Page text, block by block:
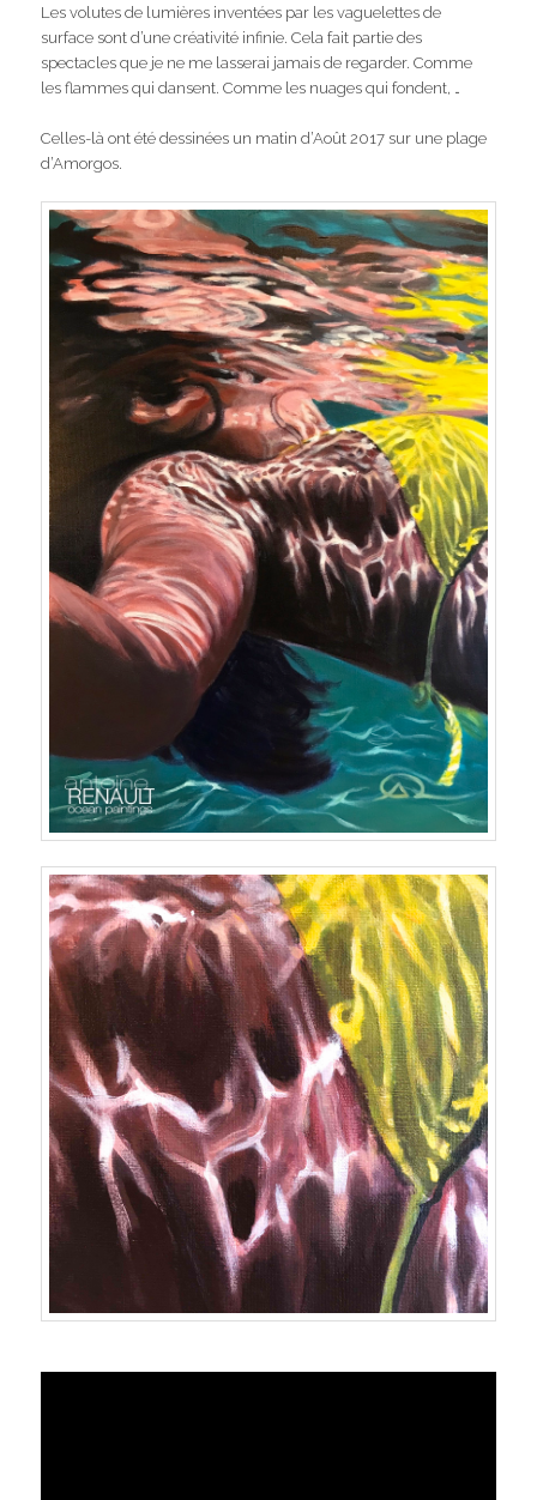
Les volutes de lumières inventées par les vaguelettes de
surface sont d’une créativité infinie. Cela fait partie des
spectacles que je ne me lasserai jamais de regarder. Comme
les flammes qui dansent. Comme les nuages qui fondent, …
Celles-là ont été dessinées un matin d’Août 2017 sur une plage
d’Amorgos.